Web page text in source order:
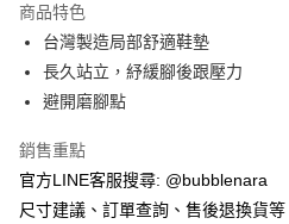
【「AFTEE先享後付」結帳流程】
１．於結帳方式選擇「AFTEE先享後付
結帳頁面，進行簡訊認證並確認金額後，
２．訂單成立數日內，您將收到繳費通知
３．收到繳費通知簡訊後14天內，點擊
※ 請注意：結帳手續完成當下不需立刻
購買商品的店家。未經商家同意取消之
後付繳納相關費用。
※ 交易是否成功請以「AFTEE先享後付
每筆NT$60，滿NT$1,000(含以上)免
付款後全家取貨
每筆NT$60，滿NT$1,000(含以上)免
每筆NT$60，滿NT$1,800(含以上)免
付款後7-11取貨
商品特色
台灣製造局部舒適鞋墊
長久站立，紓緩腳後跟壓力
避開磨腳點
銷售重點
官方LINE客服搜尋: @bubblenara
尺寸建議、訂單查詢、售後退換貨